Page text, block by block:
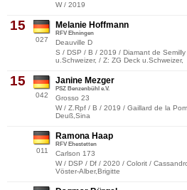
W / 2019
15
027
Melanie Hoffmann
RFV Ehningen
Deauville D
S / DSP / B / 2019 / Diamant de
u.Schweizer, / Z: ZG Deck u.Schweizer,
15
042
Janine Mezger
PSZ Benzenbühl e.V.
Grosso 23
W / Z.Rpf / B / 2019 / Gaillard de la
Deuß,Sina
011
Ramona Haap
RFV Ehestetten
Carlson 173
W / DSP / Df / 2020 / Colorit /
Vöster-Alber,Brigitte